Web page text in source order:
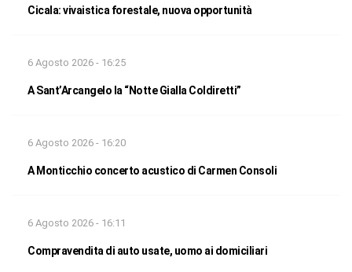
Cicala: vivaistica forestale, nuova opportunità
6 Agosto 2026 - 16:25
A Sant’Arcangelo la “Notte Gialla Coldiretti”
6 Agosto 2026 - 16:20
A Monticchio concerto acustico di Carmen Consoli
6 Agosto 2026 - 16:11
Compravendita di auto usate, uomo ai domiciliari